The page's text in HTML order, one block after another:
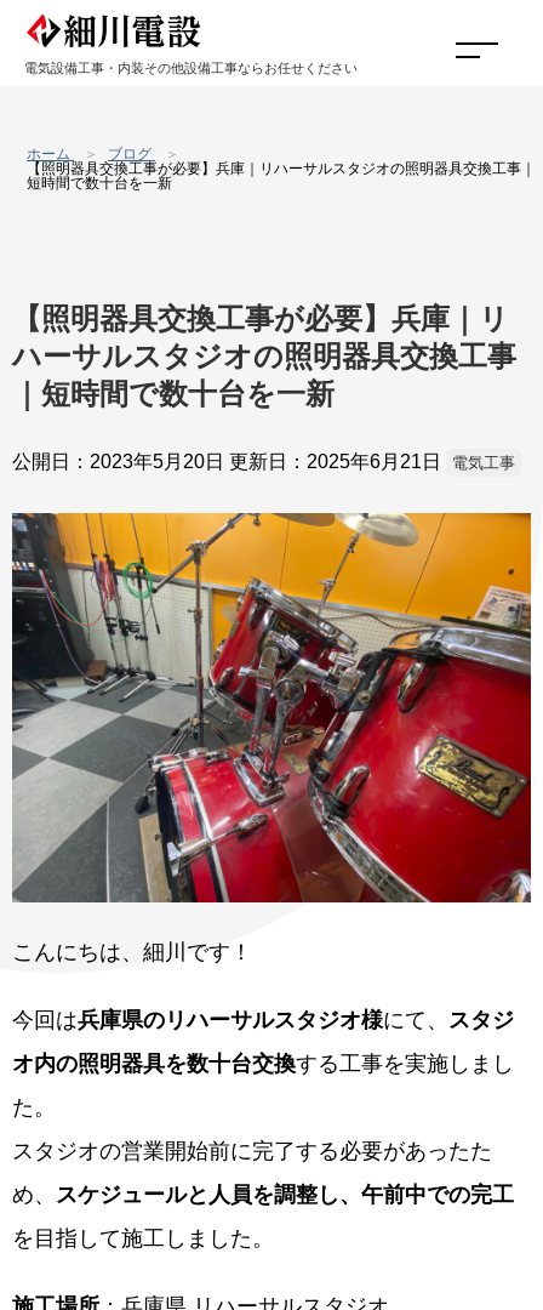
電気設備工事・内装その他設備工事ならお任せください
ホーム
ブログ
【照明器具交換工事が必要】兵庫｜リハーサルスタジオの照明器具交換工事｜
短時間で数十台を一新
【照明器具交換工事が必要】兵庫｜リ
ハーサルスタジオの照明器具交換工事
｜短時間で数十台を一新
公開日：2023年5月20日 更新日：2025年6月21日 電気工事
こんにちは、細川です！
今回は兵庫県のリハーサルスタジオ様にて、 スタジ
オ内の照明器具を数十台交換する工事を実施しまし
た。
スタジオの営業開始前に完了する必要があったた
め、 スケジュールと人員を調整し、午前中での完工
を目指して施工しました。